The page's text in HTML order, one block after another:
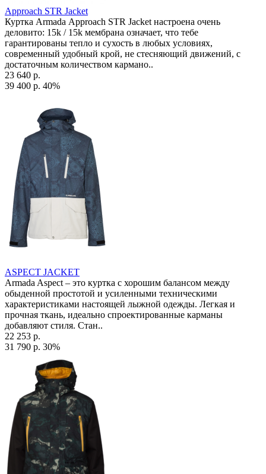
Approach STR Jacket
Куртка Armada Approach STR Jacket настроена очень
деловито: 15k / 15k мембрана означает, что тебе
гарантированы тепло и сухость в любых условиях,
современный удобный крой, не стесняющий движений, с
достаточным количеством кармано..
23 640 р.
39 400 р. 40%
ASPECT JACKET
Armada Aspect – это куртка с хорошим балансом между
обыденной простотой и усиленными техническими
характеристиками настоящей лыжной одежды. Легкая и
прочная ткань, идеально спроектированные карманы
добавляют стиля. Стан..
22 253 р.
31 790 р. 30%